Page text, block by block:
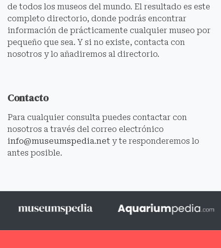
de todos los museos del mundo. El resultado es este
completo directorio, donde podrás encontrar
información de prácticamente cualquier museo por
pequeño que sea. Y si no existe, contacta con
nosotros y lo añadiremos al directorio.
Contacto
Para cualquier consulta puedes contactar con
nosotros a través del correo electrónico
info@museumspedia.net y te responderemos lo
antes posible.